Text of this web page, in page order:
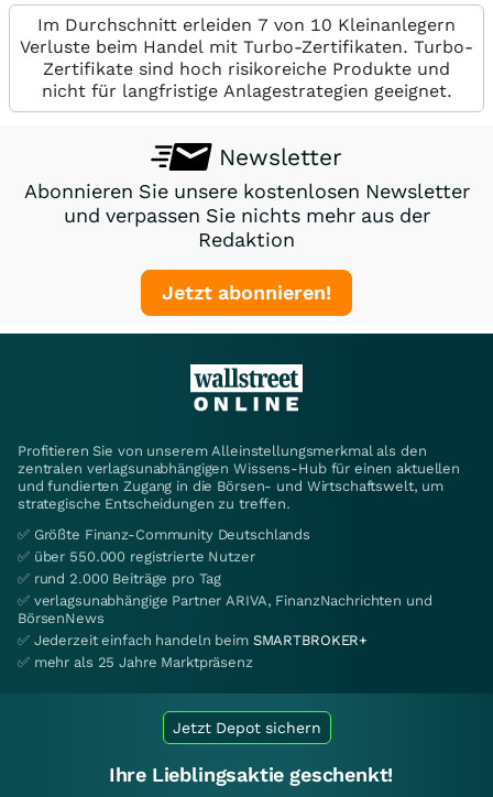
Im Durchschnitt erleiden 7 von 10 Kleinanlegern
Verluste beim Handel mit Turbo-Zertifikaten. Turbo-
Zertifikate sind hoch risikoreiche Produkte und
nicht für langfristige Anlagestrategien geeignet.
Newsletter
Abonnieren Sie unsere kostenlosen Newsletter
und verpassen Sie nichts mehr aus der
Redaktion
Jetzt abonnieren!
Profitieren Sie von unserem Alleinstellungsmerkmal als den
zentralen verlagsunabhängigen Wissens-Hub für einen aktuellen
und fundierten Zugang in die Börsen- und Wirtschaftswelt, um
strategische Entscheidungen zu treffen.
✅ Größte Finanz-Community Deutschlands
✅ über 550.000 registrierte Nutzer
✅ rund 2.000 Beiträge pro Tag
✅ verlagsunabhängige Partner ARIVA, FinanzNachrichten und
BörsenNews
✅ Jederzeit einfach handeln beim SMARTBROKER+
✅ mehr als 25 Jahre Marktpräsenz
Jetzt Depot sichern
Ihre Lieblingsaktie geschenkt!